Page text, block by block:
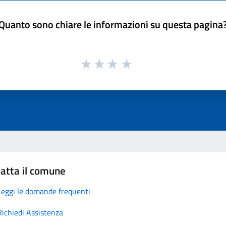
sono chiare le informazioni su questa
il comune
le domande frequenti
Assistenza